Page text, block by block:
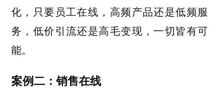
化，只要员工在线，高频产品还是低频服
务，低价引流还是高毛变现，一切皆有可
能。
案例二：销售在线